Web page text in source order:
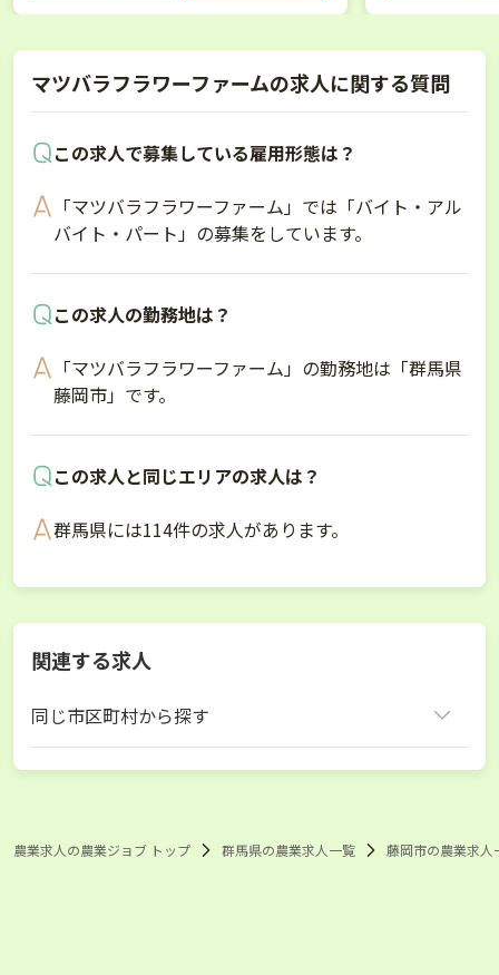
マツバラフラワーファームの求人に関する質問
この求人で募集している雇用形態は？
「マツバラフラワーファーム」では「バイト・アル
バイト・パート」の募集をしています。
この求人の勤務地は？
「マツバラフラワーファーム」の勤務地は「群馬県
藤岡市」です。
この求人と同じエリアの求人は？
群馬県には114件の求人があります。
関連する求人
同じ市区町村から探す
農業求人の農業ジョブ トップ 群馬県の農業求人一覧 藤岡市の農業求人